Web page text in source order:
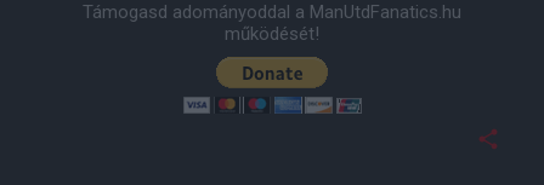
Támogasd adományoddal a ManUtdFanatics.hu
működését!